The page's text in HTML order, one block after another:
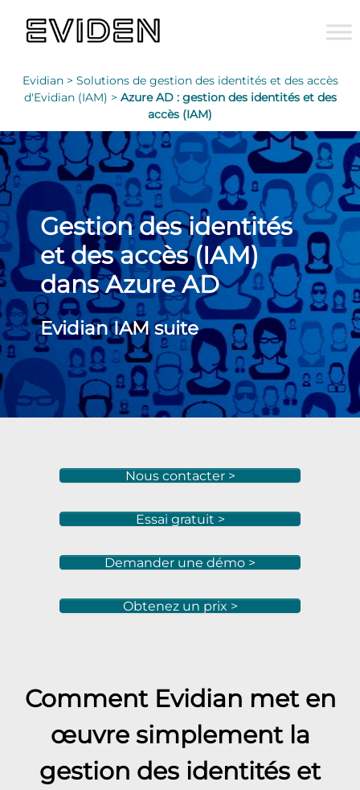
Evidian > Solutions de gestion des identités et des accès
d'Evidian (IAM) > Azure AD : gestion des identités et des
accès (IAM)
Gestion des identités
et des accès (IAM)
dans Azure AD
Evidian IAM suite
Nous contacter >
Essai gratuit >
Demander une démo >
Obtenez un prix >
Comment Evidian met en
œuvre simplement la
gestion des identités et